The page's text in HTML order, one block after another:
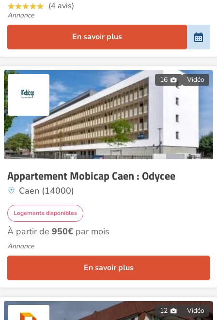
(4 avis)
Annonce
En savoir plus
16 Vidéo
Appartement Mobicap Caen : Odycee
Caen (14000)
Logements disponibles
À partir de 950€ par mois
Annonce
En savoir plus
12 Vidéo